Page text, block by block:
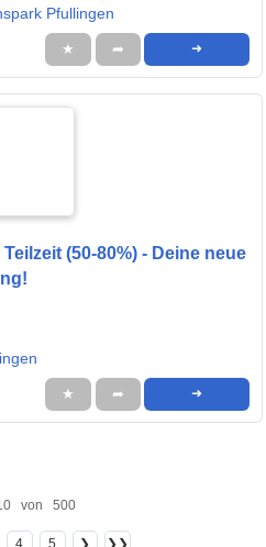
Pfullingen
★ ➦ ➜
(50-80%) - Deine neue
★ ➦ ➜
von 500
4 5 ❯ ❯❯